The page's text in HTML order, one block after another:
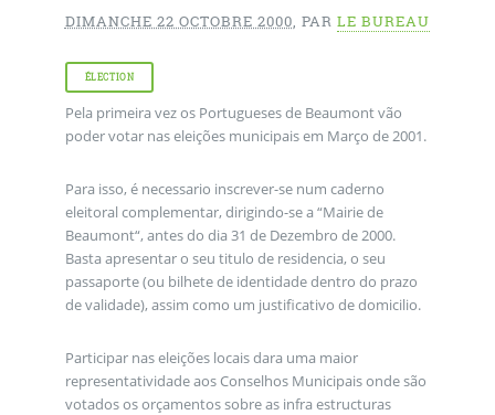
DIMANCHE 22 OCTOBRE 2000, PAR LE BUREAU
ÉLECTION
Pela primeira vez os Portugueses de Beaumont vão
poder votar nas eleições municipais em Março de 2001.
Para isso, é necessario inscrever-se num caderno
eleitoral complementar, dirigindo-se a “Mairie de
Beaumont“, antes do dia 31 de Dezembro de 2000.
Basta apresentar o seu titulo de residencia, o seu
passaporte (ou bilhete de identidade dentro do prazo
de validade), assim como um justificativo de domicilio.
Participar nas eleições locais dara uma maior
representatividade aos Conselhos Municipais onde são
votados os orçamentos sobre as infra estructuras